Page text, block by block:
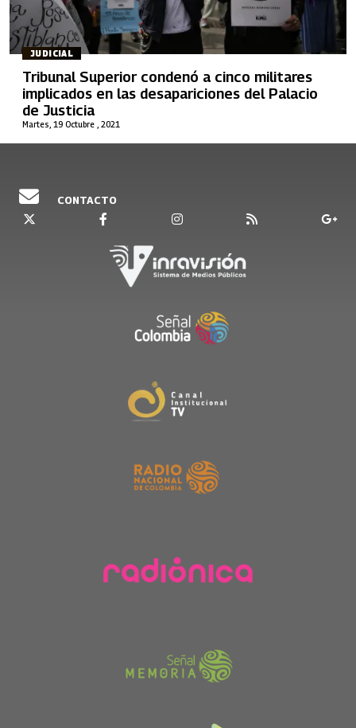
JUDICIAL
Martes, 19 Octubre , 2021
Tribunal Superior condenó a cinco militares
implicados en las desapariciones del Palacio
de Justicia
CONTACTO